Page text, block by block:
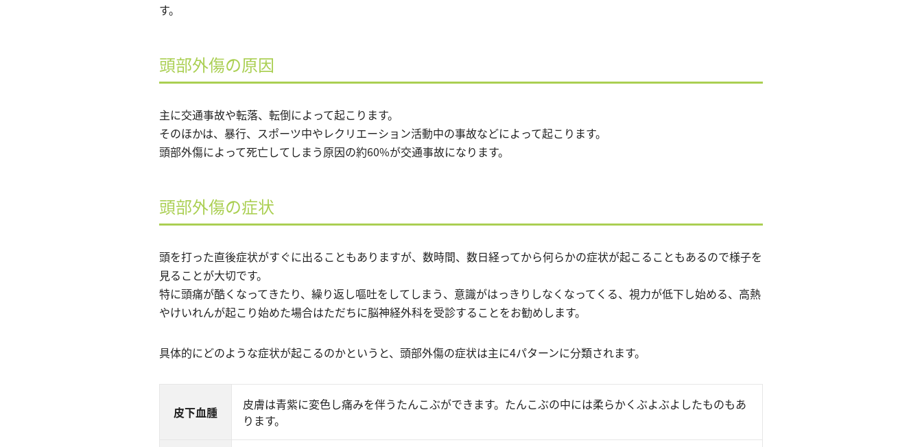
す。
頭部外傷の原因
主に交通事故や転落、転倒によって起こります。
そのほかは、暴行、スポーツ中やレクリエーション活動中の事故などによって起こります。
頭部外傷によって死亡してしまう原因の約60%が交通事故になります。
頭部外傷の症状
頭を打った直後症状がすぐに出ることもありますが、数時間、数日経ってから何らかの症状が起こることもあるので様子を
見ることが大切です。
特に頭痛が酷くなってきたり、繰り返し嘔吐をしてしまう、意識がはっきりしなくなってくる、視力が低下し始める、高熱
やけいれんが起こり始めた場合はただちに脳神経外科を受診することをお勧めします。
具体的にどのような症状が起こるのかというと、頭部外傷の症状は主に4パターンに分類されます。
皮下血腫
皮膚は青紫に変色し痛みを伴うたんこぶができます。たんこぶの中には柔らかくぶよぶよしたものもあ
ります。